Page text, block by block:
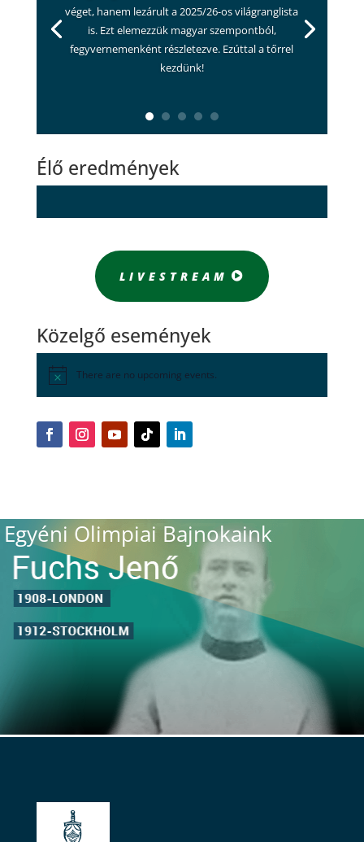
véget, hanem lezárult a 2025/26-os világranglista
is. Ezt elemezzük magyar szempontból,
fegyvernemenként részletezve. Ezúttal a tőrrel
kezdünk!
Élő eredmények
LIVESTREAM
Közelgő események
There are no upcoming events.
Egyéni Olimpiai Bajnokaink